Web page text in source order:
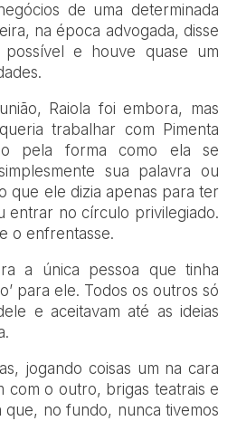
de uma determinada
na época advogada, disse
e houve quase um
Raiola foi embora, mas
trabalhar com Pimenta
pela forma como ela se
sua palavra ou
que ele dizia apenas para ter
entrar no círculo privilegiado.
o enfrentasse.
a única pessoa que tinha
para ele. Todos os outros só
e aceitavam até as ideias
jogando coisas um na cara
com o outro, brigas teatrais e
que, no fundo, nunca tivemos